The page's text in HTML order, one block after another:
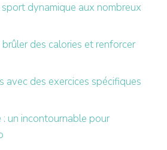
sport dynamique aux nombreux
brûler des calories et renforcer
avec des exercices spécifiques
: un incontournable pour